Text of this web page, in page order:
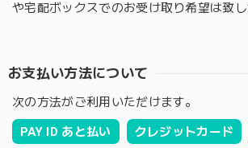
や宅配ボックスでのお受け取り希望は致し
お支払い方法について
次の方法がご利用いただけます。
PAY ID あと払い クレジットカード